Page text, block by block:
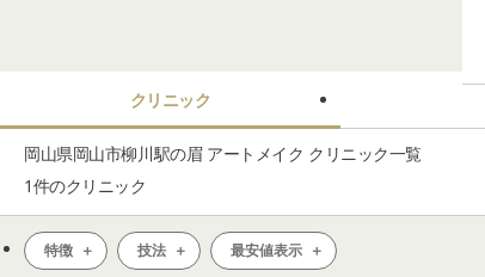
クリニック
岡山県岡山市柳川駅の眉 アートメイク クリニック一覧
1件のクリニック
特徴 技法 最安値表示